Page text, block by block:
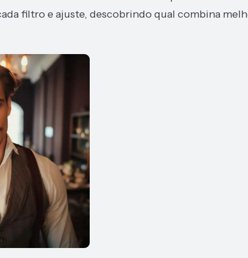
filtro e ajuste, descobrindo qual combina